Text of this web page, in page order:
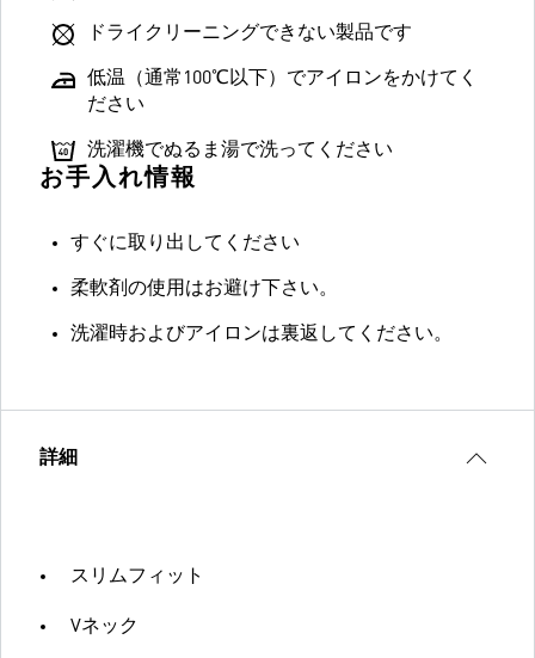
ドライクリーニングできない製品です
低温（通常100℃以下）でアイロンをかけてく
ださい
洗濯機でぬるま湯で洗ってください
お手入れ情報
すぐに取り出してください
柔軟剤の使用はお避け下さい。
洗濯時およびアイロンは裏返してください。
詳細
スリムフィット
Vネック